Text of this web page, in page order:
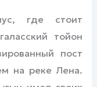
где стоит
тойон
пост
на реке Лена.